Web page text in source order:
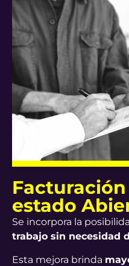
Facturación
estado
Se incorpora la
trabajo sin necesidad
Esta mejora brinda